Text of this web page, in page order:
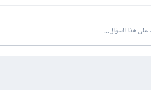
هذا السؤال...